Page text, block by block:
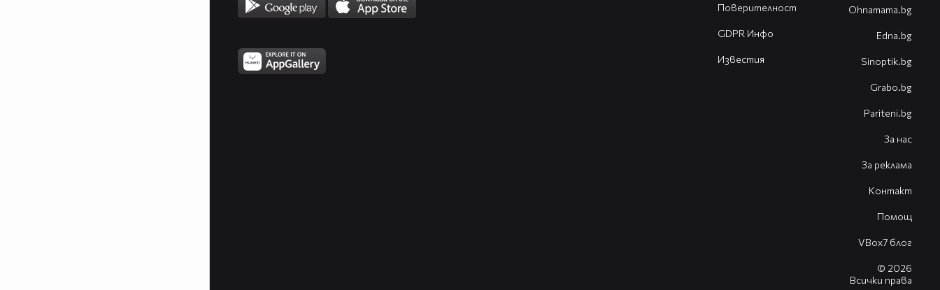
Поверителност
GDPR Инфо
Известия
Оhnamama.bg
Edna.bg
Sinoptik.bg
Grabo.bg
Pariteni.bg
За нас
За реклама
Контакт
Помощ
VBox7 блог
© 2026
Всички права